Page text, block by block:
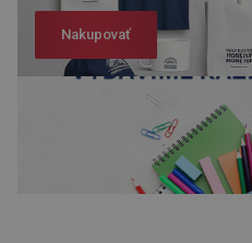
Nakupovať